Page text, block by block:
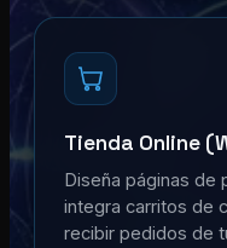
Tienda Online
Diseña páginas de
integra carritos de
recibir pedidos de